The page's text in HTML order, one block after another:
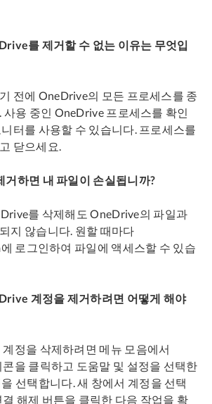
를 제거할 수 없는 이유는 무엇입
전에 OneDrive의 모든 프로세스를 종
사용 중인 OneDrive 프로세스를 확인
터를 사용할 수 있습니다. 프로세스를
닫으세요.
하면 내 파일이 손실됩니까?
를 삭제해도 OneDrive의 파일과
지 않습니다. 원할 때마다
로그인하여 파일에 액세스할 수 있습
계정을 제거하려면 어떻게 해야
정을 삭제하려면 메뉴 모음에서
을 클릭하고 도움말 및 설정을 선택한
선택합니다. 새 창에서 계정을 선택
해제 버튼을 클릭한 다음 작업을 확